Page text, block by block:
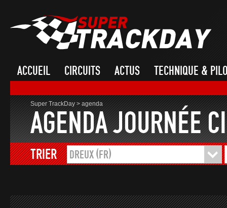
ACCUEIL CIRCUITS ACTUS TECHNIQUE &
Super TrackDay>agenda
AGENDA JOURNÉE
TRIER DREUX (FR)